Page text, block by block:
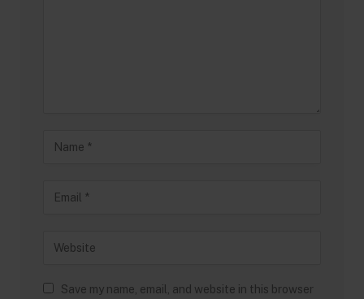
Save my name, email, and website in this browser